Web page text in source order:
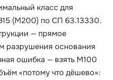
класс для
(М200) по СП 63.13330.
— прямое
разрушения основания
ошибка — взять М100
«потому что дёшево»: